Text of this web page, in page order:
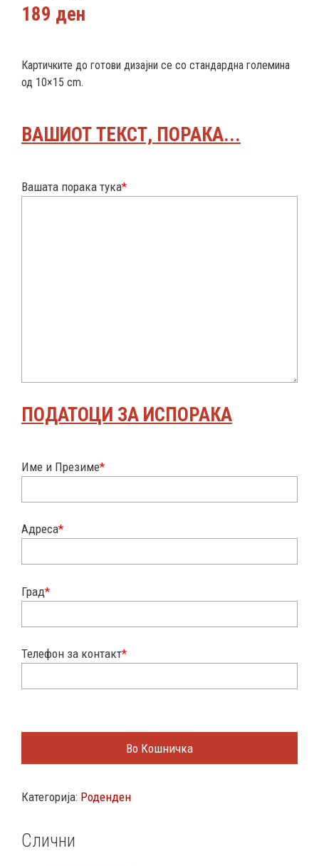
189 ден
Картичките до готови дизајни се со стандардна големина
од 10×15 cm.
ВАШИОТ ТЕКСТ, ПОРАКА...
Вашата порака тука*
ПОДАТОЦИ ЗА ИСПОРАКА
Име и Презиме*
Адреса*
Град*
Телефон за контакт*
Во Кошничка
Категорија: Роденден
Слични